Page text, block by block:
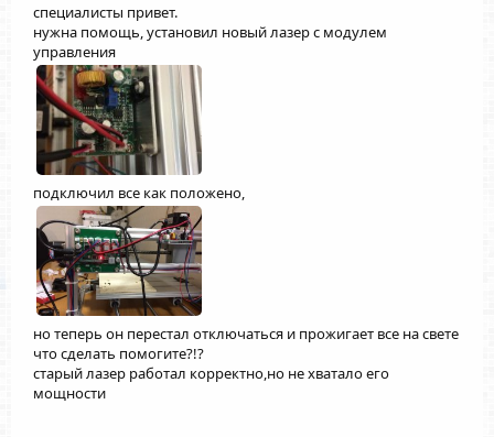
специалисты привет.
нужна помощь, установил новый лазер с модулем
управления
подключил все как положено,
но теперь он перестал отключаться и прожигает все на свете
что сделать помогите?!?
старый лазер работал корректно,но не хватало его
мощности